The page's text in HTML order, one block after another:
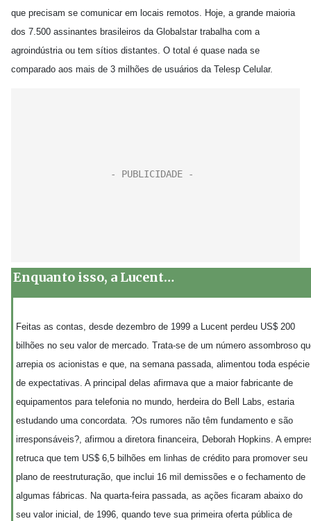
que precisam se comunicar em locais remotos. Hoje, a grande maioria
dos 7.500 assinantes brasileiros da Globalstar trabalha com a
agroindústria ou tem sítios distantes. O total é quase nada se
comparado aos mais de 3 milhões de usuários da Telesp Celular.
Enquanto isso, a Lucent…
Feitas as contas, desde dezembro de 1999 a Lucent perdeu US$ 200
bilhões no seu valor de mercado. Trata-se de um número assombroso
arrepia os acionistas e que, na semana passada, alimentou toda espécie
de expectativas. A principal delas afirmava que a maior fabricante de
equipamentos para telefonia no mundo, herdeira do Bell Labs, estaria
estudando uma concordata. ?Os rumores não têm fundamento e são
irresponsáveis?, afirmou a diretora financeira, Deborah Hopkins. A
retruca que tem US$ 6,5 bilhões em linhas de crédito para promover seu
plano de reestruturação, que inclui 16 mil demissões e o fechamento de
algumas fábricas. Na quarta-feira passada, as ações ficaram abaixo do
seu valor inicial, de 1996, quando teve sua primeira oferta pública de